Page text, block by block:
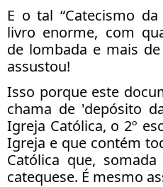
E o tal “Catecismo
livro enorme, com
de lombada e mais
assustou!
Isso porque este
chama de 'depósito
Igreja Católica, o 2º
Igreja e que contém
Católica que,
catequese. É mesmo